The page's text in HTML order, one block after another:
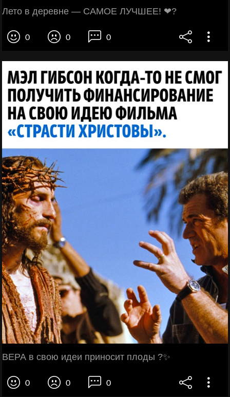
Лето в деревне — САМОЕ ЛУЧШЕЕ! ❤?
0 0 0
ВЕРА в свою идеи приносит плоды ?✨
0 0 0